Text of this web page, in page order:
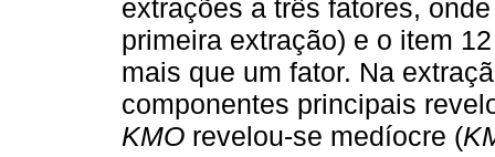
extrações a três fatores,
primeira extração) e o item
mais que um fator. Na
componentes principais
KMO revelou-se medíocre (